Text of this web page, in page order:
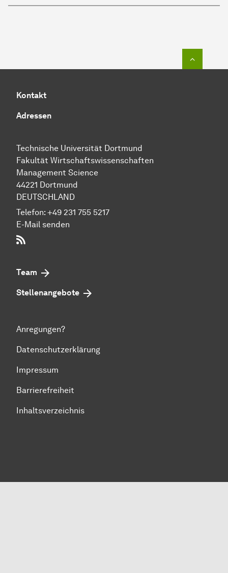
Kontakt
Adressen
Technische Uni­ver­si­tät Dort­mund
Fakultät Wirtschafts­wissen­schaften
Management Science
44221 Dort­mund
DEUTSCHLAND
Telefon: +49 231 755 5217
E-Mail senden
Team
Stellenangebote
Anregungen?
Datenschutzerklärung
Impressum
Barrierefreiheit
Inhaltsverzeichnis